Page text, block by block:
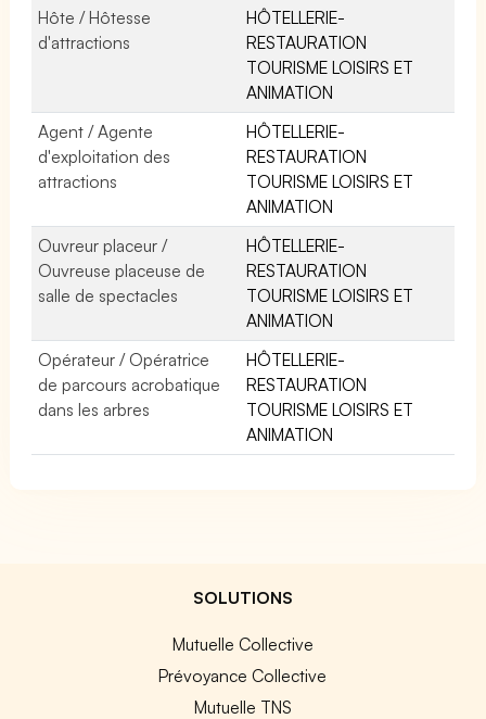
Hôte / Hôtesse
d'attractions
HÔTELLERIE-
RESTAURATION
TOURISME LOISIRS ET
ANIMATION
Agent / Agente
d'exploitation des
attractions
HÔTELLERIE-
RESTAURATION
TOURISME LOISIRS ET
ANIMATION
Ouvreur placeur /
Ouvreuse placeuse de
salle de spectacles
HÔTELLERIE-
RESTAURATION
TOURISME LOISIRS ET
ANIMATION
Opérateur / Opératrice
de parcours acrobatique
dans les arbres
HÔTELLERIE-
RESTAURATION
TOURISME LOISIRS ET
ANIMATION
SOLUTIONS
Mutuelle Collective
Prévoyance Collective
Mutuelle TNS